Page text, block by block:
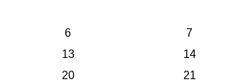
6 7
13 14
20 21